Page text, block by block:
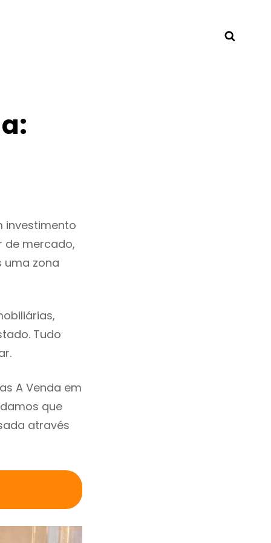
investimento
de mercado,
uma zona
Tudo
A Venda em
que
através